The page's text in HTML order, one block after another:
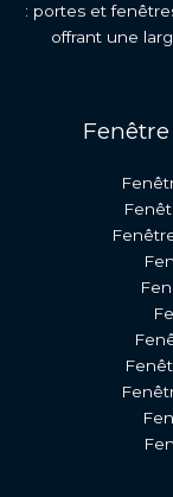
: portes et
offrant une